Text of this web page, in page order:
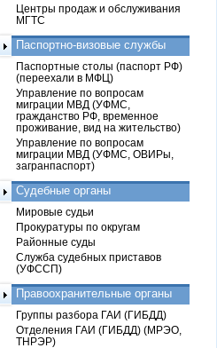
Центры продаж и обслуживания
МГТС
Паспортно-визовые службы
Паспортные столы (паспорт РФ)
(переехали в МФЦ)
Управление по вопросам
миграции МВД (УФМС,
гражданство РФ, временное
проживание, вид на жительство)
Управление по вопросам
миграции МВД (УФМС, ОВИРы,
загранпаспорт)
Судебные органы
Мировые судьи
Прокуратуры по округам
Районные суды
Служба судебных приставов
(УФССП)
Правоохранительные органы
Группы разбора ГАИ (ГИБДД)
Отделения ГАИ (ГИБДД) (МРЭО,
ТНРЭР)